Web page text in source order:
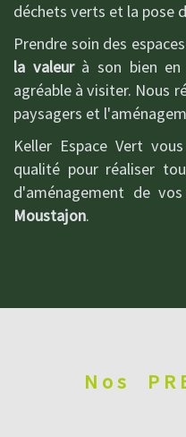
déchets verts et la pose
Prendre soin des
la valeurà son bien en
agréable à visiter. Nous
paysagers et
Keller Espace Vert
qualité pour réaliser
d'aménagement de
Moustajon.
Nos